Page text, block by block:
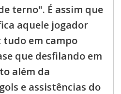
terno". É assim que
aquele jogador
tudo em campo
que desfilando em
além da
e assistências do